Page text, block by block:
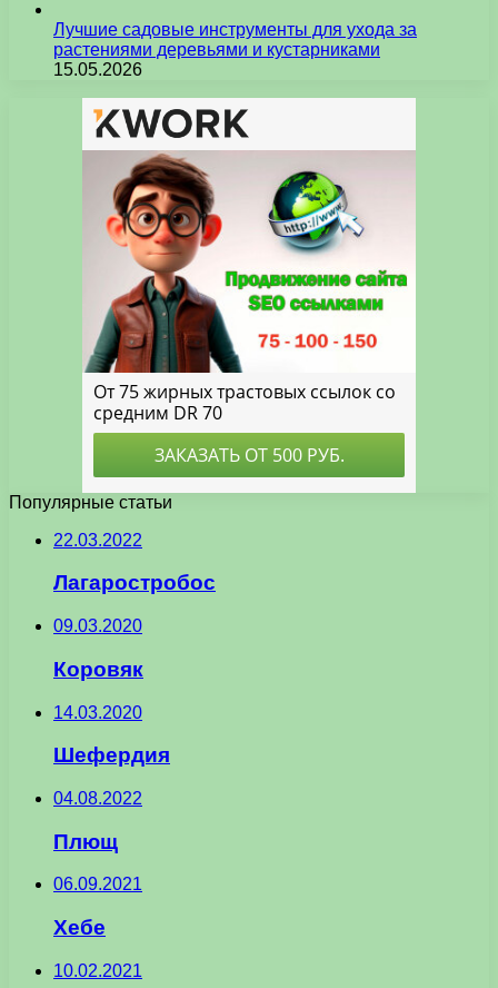
Лучшие садовые инструменты для ухода за
растениями деревьями и кустарниками
15.05.2026
Популярные статьи
22.03.2022
Лагаростробос
09.03.2020
Коровяк
14.03.2020
Шефердия
04.08.2022
Плющ
06.09.2021
Хебе
10.02.2021